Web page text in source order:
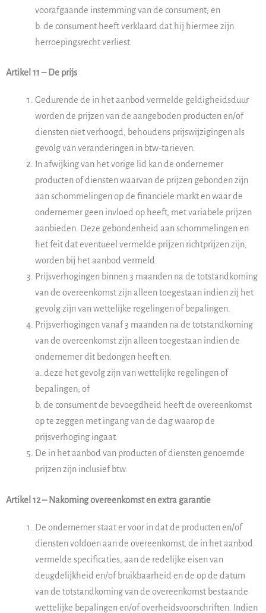
voorafgaande instemming van de consument; en
b. de consument heeft verklaard dat hij hiermee zijn
herroepingsrecht verliest.
Artikel 11 – De prijs
Gedurende de in het aanbod vermelde geldigheidsduur
worden de prijzen van de aangeboden producten en/of
diensten niet verhoogd, behoudens prijswijzigingen als
gevolg van veranderingen in btw-tarieven.
In afwijking van het vorige lid kan de ondernemer
producten of diensten waarvan de prijzen gebonden zijn
aan schommelingen op de financiële markt en waar de
ondernemer geen invloed op heeft, met variabele prijzen
aanbieden. Deze gebondenheid aan schommelingen en
het feit dat eventueel vermelde prijzen richtprijzen zijn,
worden bij het aanbod vermeld.
Prijsverhogingen binnen 3 maanden na de totstandkoming
van de overeenkomst zijn alleen toegestaan indien zij het
gevolg zijn van wettelijke regelingen of bepalingen.
Prijsverhogingen vanaf 3 maanden na de totstandkoming
van de overeenkomst zijn alleen toegestaan indien de
ondernemer dit bedongen heeft en:
a. deze het gevolg zijn van wettelijke regelingen of
bepalingen; of
b. de consument de bevoegdheid heeft de overeenkomst
op te zeggen met ingang van de dag waarop de
prijsverhoging ingaat.
De in het aanbod van producten of diensten genoemde
prijzen zijn inclusief btw.
Artikel 12 – Nakoming overeenkomst en extra garantie
De ondernemer staat er voor in dat de producten en/of
diensten voldoen aan de overeenkomst, de in het aanbod
vermelde specificaties, aan de redelijke eisen van
deugdelijkheid en/of bruikbaarheid en de op de datum
van de totstandkoming van de overeenkomst bestaande
wettelijke bepalingen en/of overheidsvoorschriften. Indien